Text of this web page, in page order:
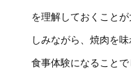
を理解しておくこと
しみながら、焼肉を
食事体験になることで